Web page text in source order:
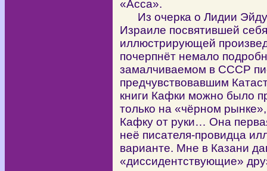
«Асса».
Из очерка о Лидии
Израиле посвятившей
иллюстрирующей
почерпнёт немало
замалчиваемом в СССР
предчувствовавшим
книги Кафки можно было
только на «чёрном
Кафку от руки… Она
неё писателя-провидца
варианте. Мне в Казани
«диссидентствующие»